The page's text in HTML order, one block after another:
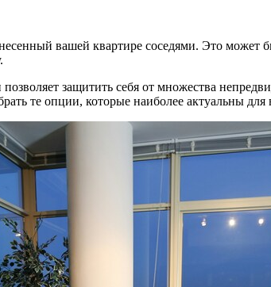
вашей квартире соседями. Это может
защитить себя от множества
те опции, которые наиболее актуальны